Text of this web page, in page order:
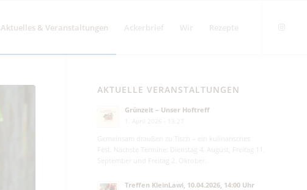
Aktuelles & Veranstaltungen Ackerbrief Wir Rezepte
AKTUELLE VERANSTALTUNGEN
Grünzeit – Unser Hoftreff
1. April 2026 - 13:27
Gemeinsam draußen zu Tisch – ein kulinarisches
Fest. Nächste Termine: Dienstag 4. August, Freitag 11.
September und Freitag 2. Oktober.
Treffen KleinLawi, 10.04.2026, 14:00 Uhr